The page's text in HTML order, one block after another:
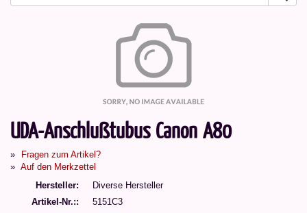
UDA-Anschlußtubus Canon A80
Fragen zum Artikel?
Auf den Merkzettel
Hersteller
Diverse Hersteller
Artikel-Nr.:
5151C3